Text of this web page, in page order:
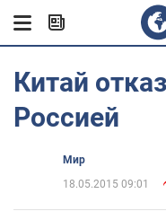
Китай
Россией
Мир
18.05.2015 09:01